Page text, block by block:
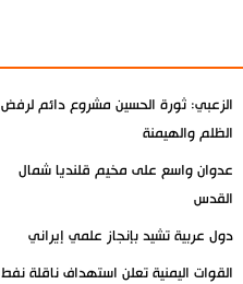
الزعبي: ثورة الحسين مشروع دائم لرفض
الظلم والهيمنة
عدوان واسع على مخيم قلنديا شمال
القدس
دول عربية تشيد بإنجاز علمي إيراني
القوات اليمنية تعلن استهداف ناقلة نفط